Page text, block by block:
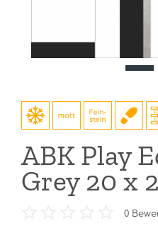
ABK Play
Grey 20 x
0